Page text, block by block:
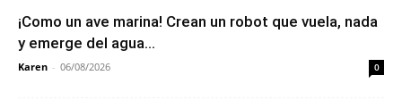
¡Como un ave marina! Crean un robot que vuela, nada
y emerge del agua...
Karen - 06/08/2026 0